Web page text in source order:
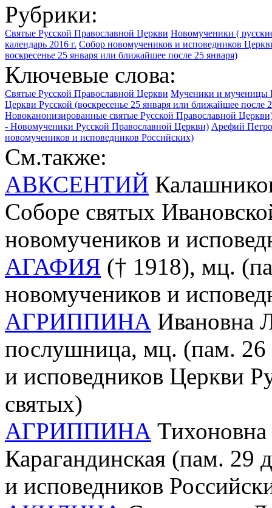
Рубрики:
Святые Русской Православной Церкви Новомученики (
календарь 2016 г. Собор новомучеников и исповедников
воскресенье 25 января или ближайшее после 25 января)
Ключевые слова:
Святые Русской Православной Церкви Мученики и мученицы
Церкви Русской (воскресенье 25 января или ближайшее после
Новоканонизированные святые Русской Православной
- Новомученики Русской Православной Церкви) Арефий
новомучеников и исповедников Российских)
См.также:
АВКСЕНТИЙ
Соборе святых
новомучеников и
АГАФИЯ († 1918), мц.
новомучеников и
АГРИППИНА Ивановна
послушница, мц. (пам. 26
и исповедников Церкви
святых)
АГРИППИНА
Карагандинская (пам. 29
и исповедников